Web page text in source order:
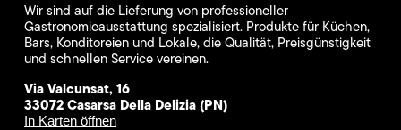
Wir sind auf die Lieferung von professioneller
Gastronomieausstattung spezialisiert. Produkte für Küchen,
Bars, Konditoreien und Lokale, die Qualität, Preisgünstigkeit
und schnellen Service vereinen.
Via Valcunsat, 16
33072 Casarsa Della Delizia (PN)
In Karten öffnen